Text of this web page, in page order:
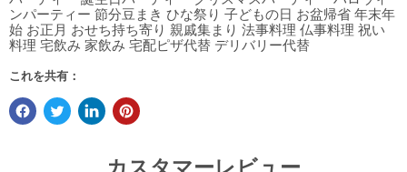
ンパーティー 節分豆まき ひな祭り 子どもの日 お盆帰省 年末年
始 お正月 おせち持ち寄り 親戚集まり 法事料理 仏事料理 祝い
料理 宅飲み 家飲み 宅配ピザ代替 デリバリー代替
これを共有：